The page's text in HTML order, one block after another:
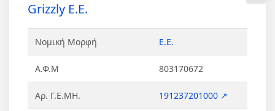
Grizzly Ε.Ε.
Νομική Μορφή Ε.Ε.
Α.Φ.Μ 803170672
Αρ. Γ.Ε.ΜΗ. 191237201000 ↗